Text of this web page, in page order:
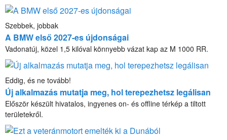
Szebbek, jobbak
A BMW első 2027-es újdonságai
Vadonatúj, közel 1,5 kilóval könnyebb vázat kap az M 1000 RR.
Eddig, és ne tovább!
Új alkalmazás mutatja meg, hol terepezhetsz legálisan
Először készült hivatalos, ingyenes on- és offline térkép a tiltott
területekről.